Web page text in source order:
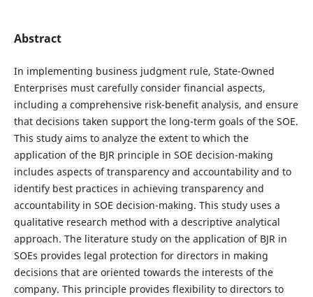
Abstract
In implementing business judgment rule, State-Owned
Enterprises must carefully consider financial aspects,
including a comprehensive risk-benefit analysis, and ensure
that decisions taken support the long-term goals of the SOE.
This study aims to analyze the extent to which the
application of the BJR principle in SOE decision-making
includes aspects of transparency and accountability and to
identify best practices in achieving transparency and
accountability in SOE decision-making. This study uses a
qualitative research method with a descriptive analytical
approach. The literature study on the application of BJR in
SOEs provides legal protection for directors in making
decisions that are oriented towards the interests of the
company. This principle provides flexibility to directors to